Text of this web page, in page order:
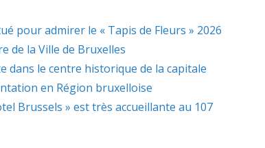
pour admirer le « Tapis de Fleurs » 2026
de la Ville de Bruxelles
dans le centre historique de la capitale
en Région bruxelloise
Brussels » est très accueillante au 107